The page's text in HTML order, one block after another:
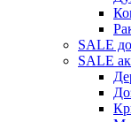
SALE
SALE